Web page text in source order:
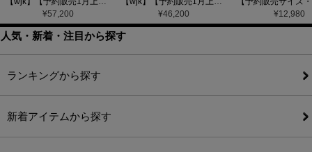
¥57,200
¥46,200 ¥12,980
人気・新着・注目から探す
ランキングから探す
新着アイテムから探す